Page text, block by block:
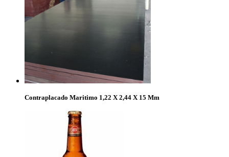
Contraplacado Maritimo 1,22 X 2,44 X 15 Mm